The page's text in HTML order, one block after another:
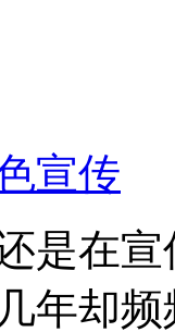
宣传
是在
年却